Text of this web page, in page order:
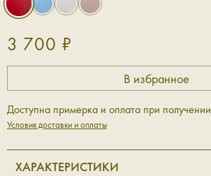
3 700 ₽
Доступна примерка и оплата при получении
Условия доставки и оплаты
ХАРАКТЕРИСТИКИ